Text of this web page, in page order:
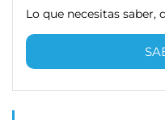
Lo que necesitas saber,